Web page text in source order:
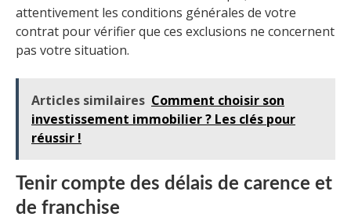
attentivement les conditions générales de votre
contrat pour vérifier que ces exclusions ne concernent
pas votre situation.
Articles similaires Comment choisir son
investissement immobilier ? Les clés pour
réussir !
Tenir compte des délais de carence et
de franchise